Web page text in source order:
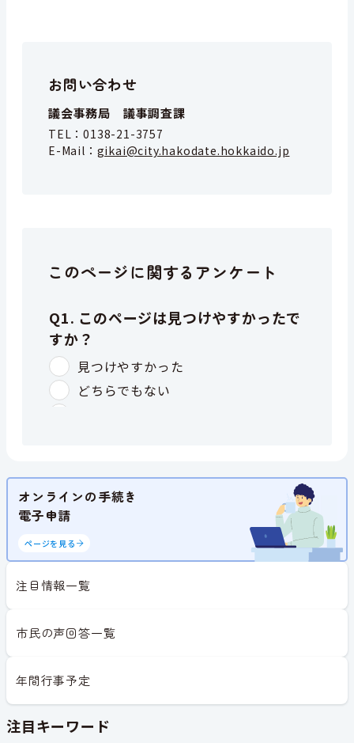
お問い合わせ
議会事務局 議事調査課
TEL：0138-21-3757
E-Mail： gikai@city.hakodate.hokkaido.jp
このページに関するアンケート
オンラインの手続き
電子申請
ページを見る
注目情報一覧
市民の声回答一覧
年間行事予定
注目キーワード